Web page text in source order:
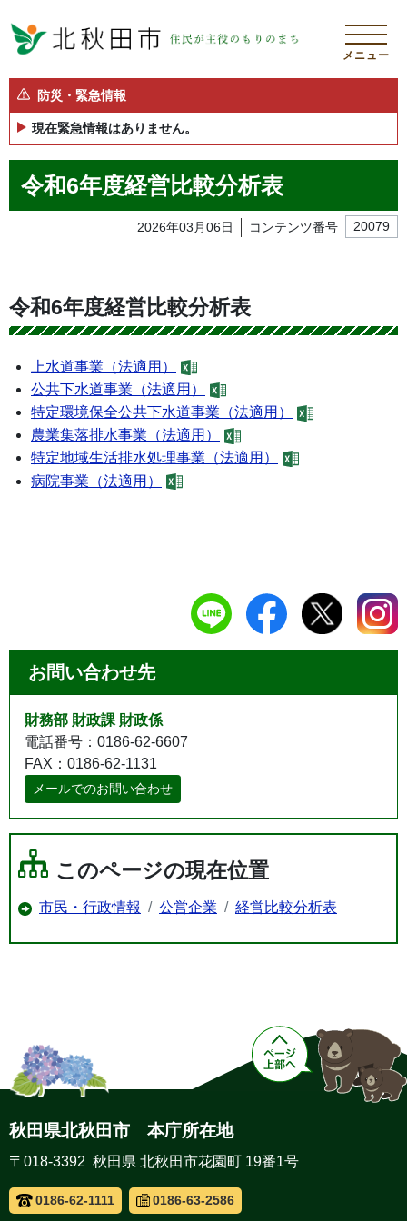
メニュー
防災・緊急情報
現在緊急情報はありません。
令和6年度経営比較分析表
2026年03月06日 コンテンツ番号 20079
令和6年度経営比較分析表
上水道事業（法適用）
公共下水道事業（法適用）
特定環境保全公共下水道事業（法適用）
農業集落排水事業（法適用）
特定地域生活排水処理事業（法適用）
病院事業（法適用）
お問い合わせ先
財務部 財政課 財政係
電話番号：0186-62-6607
FAX：0186-62-1131
メールでのお問い合わせ
このページの現在位置
市民・行政情報 公営企業 経営比較分析表
秋田県北秋田市 本庁所在地
〒018-3392 秋田県 北秋田市花園町 19番1号
0186-62-1111 0186-63-2586